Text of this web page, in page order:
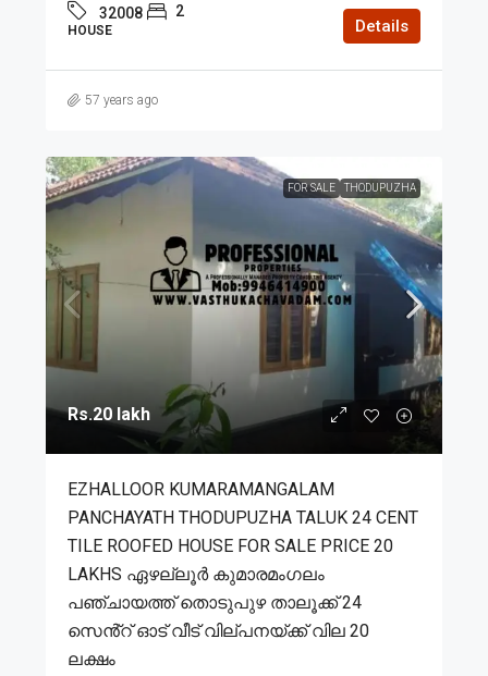
32008 2
HOUSE Details
57 years ago
FOR SALE THODUPUZHA
Rs.20 lakh
EZHALLOOR KUMARAMANGALAM
PANCHAYATH THODUPUZHA TALUK 24 CENT
TILE ROOFED HOUSE FOR SALE PRICE 20
LAKHS ഏഴല്ലൂർ കുമാരമംഗലം
പഞ്ചായത്ത് തൊടുപുഴ താലൂക്ക് 24
സെൻ്റ് ഓട് വീട് വില്പനയ്ക്ക് വില 20
ലക്ഷം